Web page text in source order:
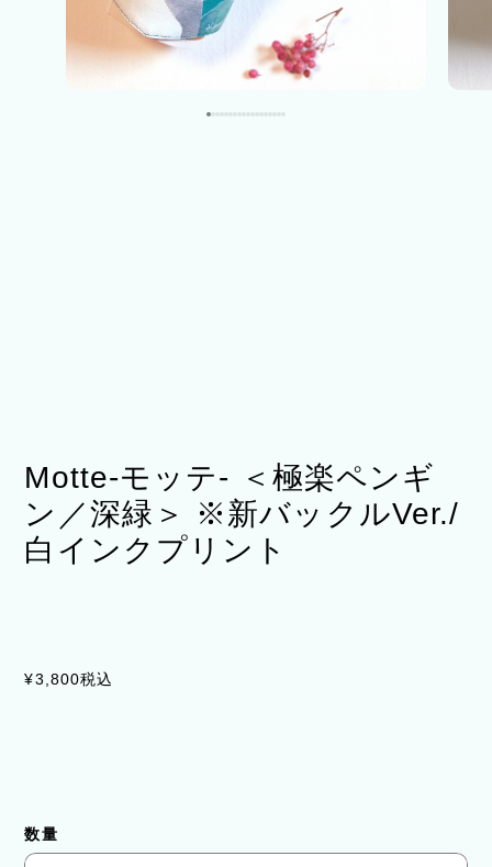
Motte-モッテ- ＜極楽ペンギ
ン／深緑＞ ※新バックルVer./
白インクプリント
¥3,800税込
数量